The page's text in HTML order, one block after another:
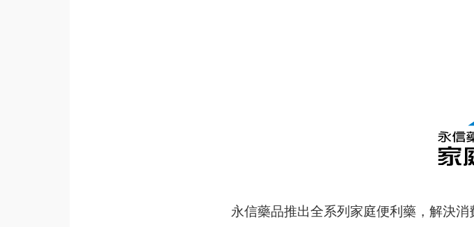
永信藥品推出全系列家庭便利藥，解決